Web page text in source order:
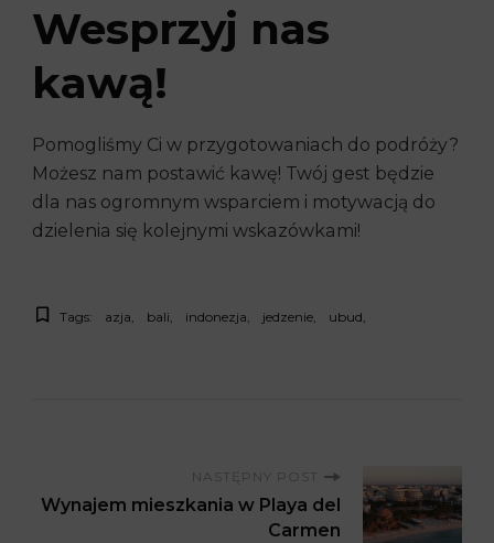
Wesprzyj nas
kawą!
Pomogliśmy Ci w przygotowaniach do podróży?
Możesz nam postawić kawę! Twój gest będzie
dla nas ogromnym wsparciem i motywacją do
dzielenia się kolejnymi wskazówkami!
Tags: azja bali indonezja jedzenie ubud
P
NASTĘPNY POST
Wynajem mieszkania w Playa del
Carmen